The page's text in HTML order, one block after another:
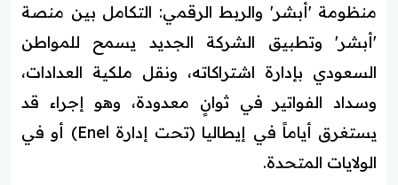
منظومة 'أبشر' والربط الرقمي: التكامل بين منصة
'أبشر' وتطبيق الشركة الجديد يسمح للمواطن
السعودي بإدارة اشتراكاته، ونقل ملكية العدادات،
وسداد الفواتير في ثوانٍ معدودة، وهو إجراء قد
يستغرق أياماً في إيطاليا (تحت إدارة Enel) أو في
الولايات المتحدة.